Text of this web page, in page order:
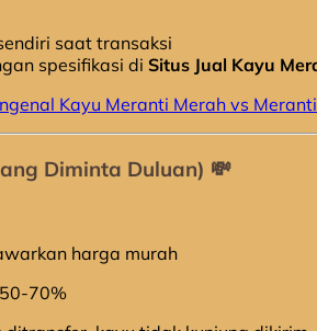
saat transaksi
spesifikasi di Situs Jual Kayu
Kayu Meranti Merah vs
Diminta Duluan) 💸
harga murah
70%